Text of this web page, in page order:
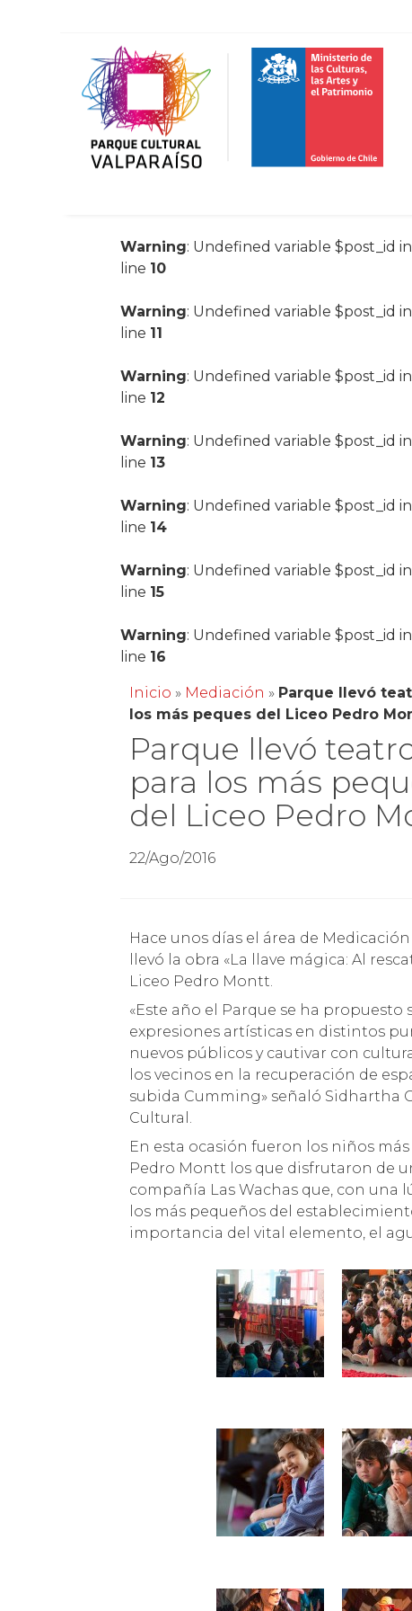
Warning: Undefined variable $post_id
line 10
Warning: Undefined variable $post_id
line 11
Warning: Undefined variable $post_id
line 12
Warning: Undefined variable $post_id
line 13
Warning: Undefined variable $post_id
line 14
Warning: Undefined variable $post_id
line 15
Warning: Undefined variable $post_id
line 16
Inicio » Mediación » Parque llevó
los más peques del Liceo Pedro
Parque llevó
para los más
del Liceo Pedro
22/Ago/2016
Hace unos días el área de Medicación Cultural del Parque en su Programa de Extensión
llevó la obra «La llave mágica: Al
Liceo Pedro Montt.
«Este año el Parque se ha
expresiones artísticas en distintos
nuevos públicos y cautivar con
los vecinos en la recuperación de
subida Cumming» señaló Sidhartha
Cultural.
En esta ocasión fueron los niños
Pedro Montt los que disfrutaron de
compañía Las Wachas que, con una
los más pequeños del
importancia del vital elemento, el